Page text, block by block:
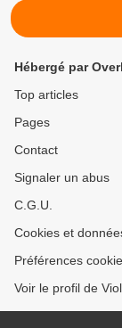
Hébergé par
Top articles
Pages
Contact
Signaler un abus
C.G.U.
Cookies et
Préférences
Voir le profil de